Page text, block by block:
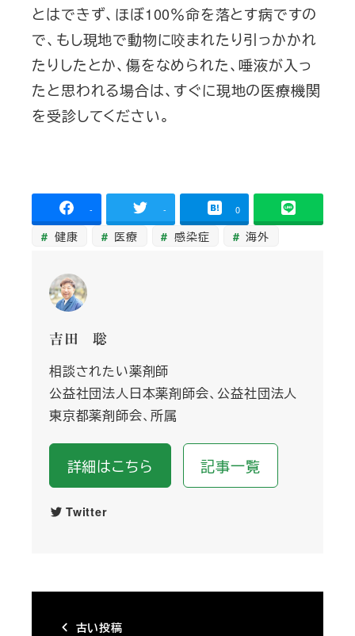
とはできず、ほぼ100％命を落とす病ですの
で、もし現地で動物に咬まれたり引っかかれ
たりしたとか、傷をなめられた、唾液が入っ
たと思われる場合は、すぐに現地の医療機関
を受診してください。
- - 0
健康 医療 感染症 海外
吉田 聡
相談されたい薬剤師
公益社団法人日本薬剤師会、公益社団法人
東京都薬剤師会、所属
詳細はこちら 記事一覧
Twitter
古い投稿